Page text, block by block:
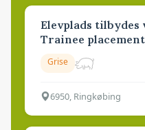
Elevplads
Trainee
Grise
6950, Ringkøbing